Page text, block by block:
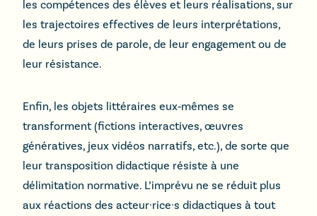
les compétences des élèves et leurs réalisations, sur
les trajectoires effectives de leurs interprétations,
de leurs prises de parole, de leur engagement ou de
leur résistance.
Enfin, les objets littéraires eux‑mêmes se
transforment (fictions interactives, œuvres
génératives, jeux vidéos narratifs, etc.), de sorte que
leur transposition didactique résiste à une
délimitation normative. L’imprévu ne se réduit plus
aux réactions des acteur·rice·s didactiques à tout